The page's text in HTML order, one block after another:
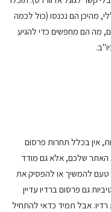
מהיכן הם נכנסו (כול לכמה
מה הם מחפשים כדי להגיע
אין בכלל תחרות פרסום
האתר שלכם, אלא גם מודד
טעם להמשיך או להפסיק את
גם פרסום ברדיו עדיין
רדיו. אבל תמיד כדאי להתחיל